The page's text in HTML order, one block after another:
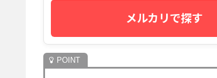
メルカリで探す